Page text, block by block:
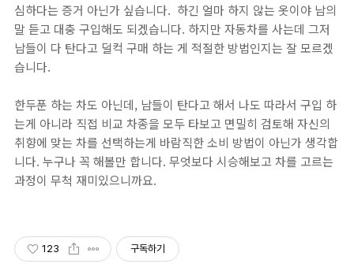
심하다는 증거 아닌가 싶습니다. 하긴 얼마 하지 않는 옷이야 남의
말 듣고 대충 구입해도 되겠습니다. 하지만 자동차를 사는데 그저
남들이 다 탄다고 덜컥 구매 하는 게 적절한 방법인지는 잘 모르겠
습니다.
한두푼 하는 차도 아닌데, 남들이 탄다고 해서 나도 따라서 구입 하
는게 아니라 직접 비교 차종을 모두 타보고 면밀히 검토해 자신의
취향에 맞는 차를 선택하는게 바람직한 소비 방법이 아닌가 생각합
니다. 누구나 꼭 해볼만 합니다. 무엇보다 시승해보고 차를 고르는
과정이 무척 재미있으니까요.
123 구독하기